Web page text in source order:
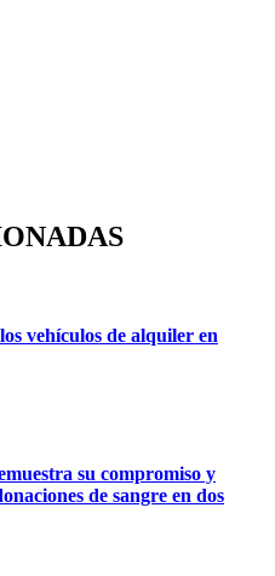
vehículos de alquiler en
su compromiso y
de sangre en dos